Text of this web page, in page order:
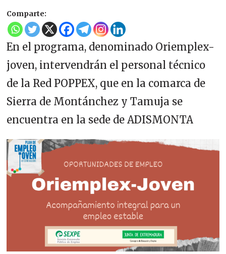
Comparte:
En el programa, denominado Oriemplex-
joven, intervendrán el personal técnico
de la Red POPPEX, que en la comarca de
Sierra de Montánchez y Tamuja se
encuentra en la sede de ADISMONTA